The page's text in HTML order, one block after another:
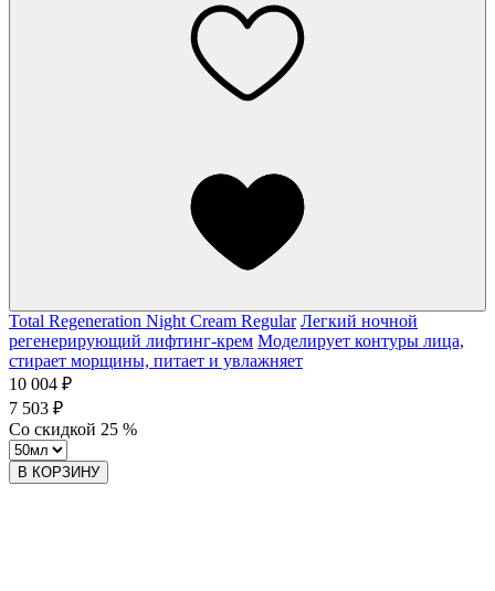
Total Regeneration Night Cream Regular Легкий ночной
регенерирующий лифтинг-крем Моделирует контуры лица,
стирает морщины, питает и увлажняет
10 004 ₽
7 503 ₽
Со скидкой 25 %
В КОРЗИНУ